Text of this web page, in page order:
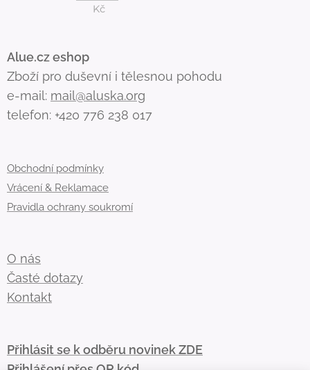
Kč
Alue.cz eshop
Zboží pro duševní i tělesnou pohodu
e-mail: mail@aluska.org
telefon: +420 776 238 017
Obchodní podmínky
Vrácení & Reklamace
Pravidla ochrany soukromí
O nás
Časté dotazy
Kontakt
Přihlásit se k odběru novinek ZDE